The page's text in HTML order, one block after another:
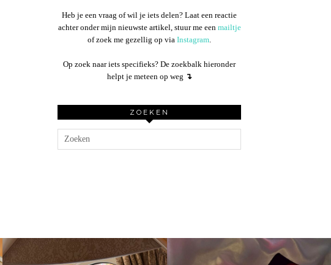
Heb je een vraag of wil je iets delen? Laat een reactie
achter onder mijn nieuwste artikel, stuur me een mailtje
of zoek me gezellig op via Instagram.
Op zoek naar iets specifieks? De zoekbalk hieronder
helpt je meteen op weg ↴
ZOEKEN